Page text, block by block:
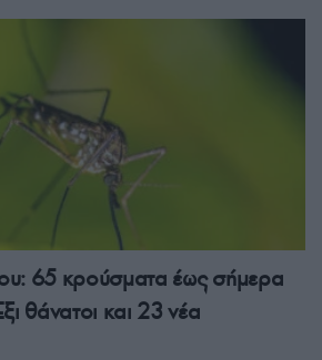
65 κρούσματα έως σήμερα
θάνατοι και 23 νέα